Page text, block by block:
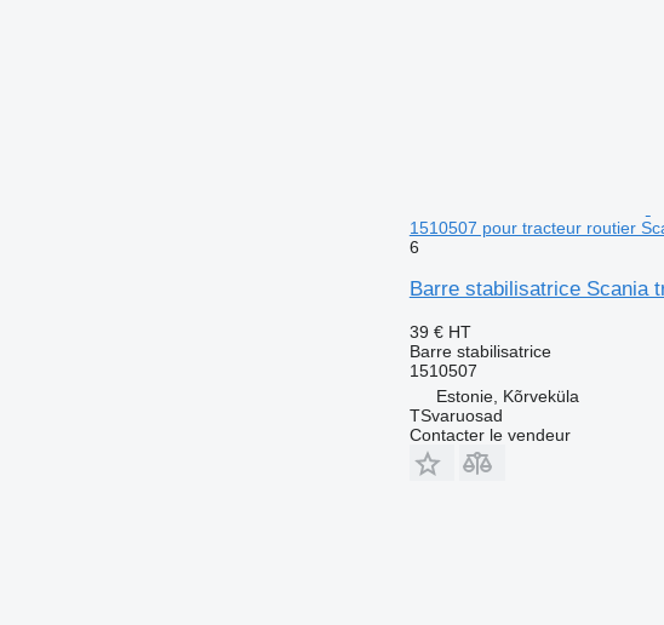
1510507 pour tracteur routier
6
Barre stabilisatrice Scania
39 € HT
Barre stabilisatrice
1510507
Estonie, Kõrveküla
TSvaruosad
Contacter le vendeur